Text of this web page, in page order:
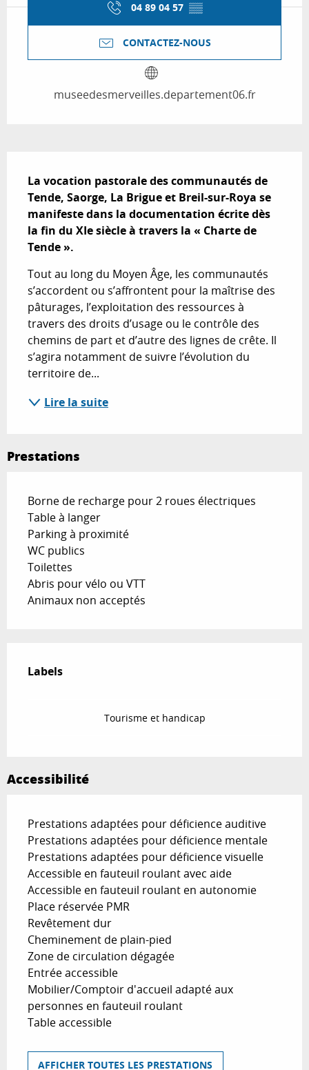
04 89 04 57 ▒▒
CONTACTEZ-NOUS
museedesmerveilles.departement06.fr
La vocation pastorale des communautés de
Tende, Saorge, La Brigue et Breil-sur-Roya se
manifeste dans la documentation écrite dès
la fin du XIe siècle à travers la « Charte de
Tende ».
Tout au long du Moyen Âge, les communautés
s’accordent ou s’affrontent pour la maîtrise des
pâturages, l’exploitation des ressources à
travers des droits d’usage ou le contrôle des
chemins de part et d’autre des lignes de crête. Il
s’agira notamment de suivre l’évolution du
territoire de...
Lire la suite
Prestations
Borne de recharge pour 2 roues électriques
Table à langer
Parking à proximité
WC publics
Toilettes
Abris pour vélo ou VTT
Animaux non acceptés
Labels
Labels
Tourisme et handicap
Accessibilité
Prestations adaptées pour déficience auditive
Prestations adaptées pour déficience mentale
Prestations adaptées pour déficience visuelle
Accessible en fauteuil roulant avec aide
Accessible en fauteuil roulant en autonomie
Place réservée PMR
Revêtement dur
Cheminement de plain-pied
Zone de circulation dégagée
Entrée accessible
Mobilier/Comptoir d'accueil adapté aux
personnes en fauteuil roulant
Table accessible
AFFICHER TOUTES LES PRESTATIONS